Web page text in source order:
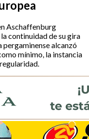
Aschaffenburg
continuidad de su gira
pergaminense alcanzó
mínimo, la instancia